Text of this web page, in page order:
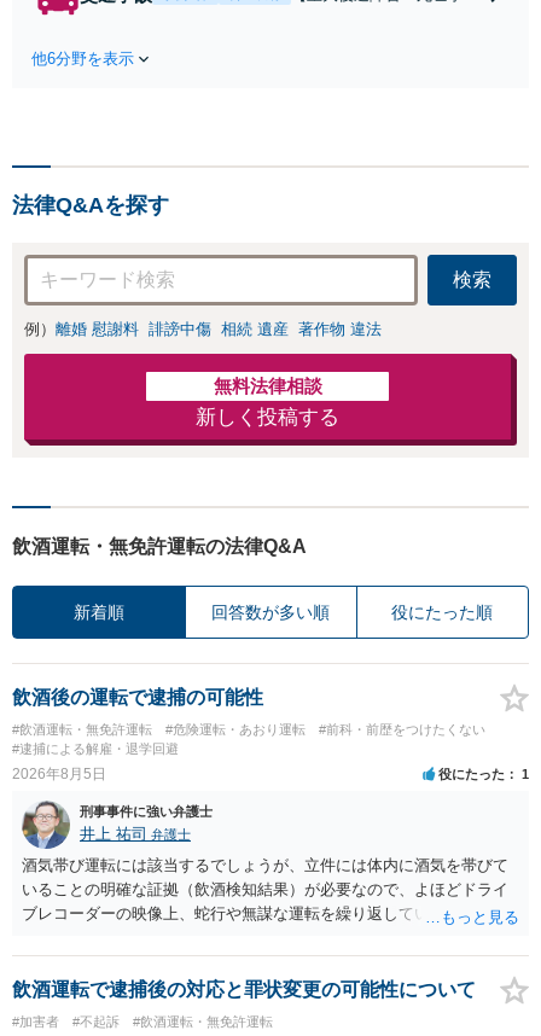
条件で離婚ができ
応・納得できる解決を」
他6分野を表示
法律Q&Aを探す
検索
例） 離婚 慰謝料 誹謗中傷 相続 遺産 著作物 違法
無料法律相談
新しく投稿する
飲酒運転・無免許運転の法律Q&A
新着順 回答数が多い順 役にたった順
飲酒後の運転で逮捕の可能性
#飲酒運転・無免許運転 #危険運転・あおり運転
#前科・前歴をつけたくない
#逮捕による解雇・退学回避
2026年8月5日 役にたった 1
刑事事件に強い弁護士
井上 祐司 弁護士
酒気帯び運転には該当するでしょうが、立件には体内に酒気を帯びて
いることの明確な証拠（飲酒検知結果）が必要なので、よほどドライ
ブレコーダーの映像上、蛇行や無謀な運転を繰り返している等の映像
飲酒運転で逮捕後の対応と罪状変更の可能性について
#加害者 #不起訴 #飲酒運転・無免許運転